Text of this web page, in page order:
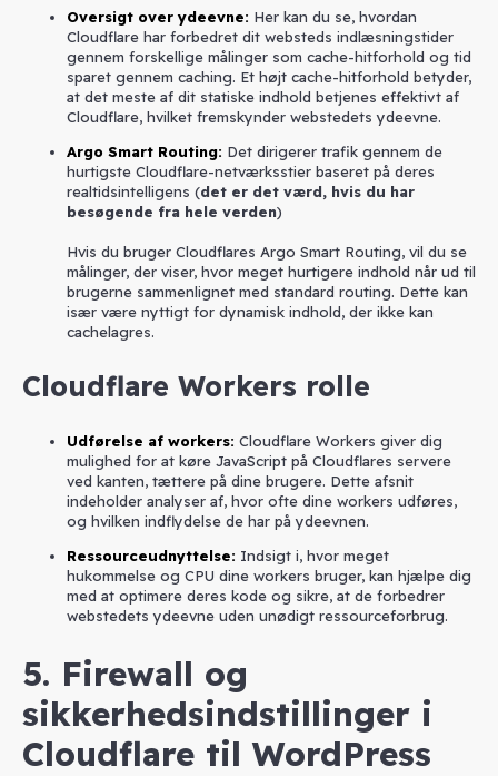
Oversigt over ydeevne: Her kan du se, hvordan
Cloudflare har forbedret dit websteds indlæsningstider
gennem forskellige målinger som cache-hitforhold og tid
sparet gennem caching. Et højt cache-hitforhold betyder,
at det meste af dit statiske indhold betjenes effektivt af
Cloudflare, hvilket fremskynder webstedets ydeevne.
Argo Smart Routing: Det dirigerer trafik gennem de
hurtigste Cloudflare-netværksstier baseret på deres
realtidsintelligens (det er det værd, hvis du har
besøgende fra hele verden)
Hvis du bruger Cloudflares Argo Smart Routing, vil du se
målinger, der viser, hvor meget hurtigere indhold når ud til
brugerne sammenlignet med standard routing. Dette kan
især være nyttigt for dynamisk indhold, der ikke kan
cachelagres.
Cloudflare Workers rolle
Udførelse af workers: Cloudflare Workers giver dig
mulighed for at køre JavaScript på Cloudflares servere
ved kanten, tættere på dine brugere. Dette afsnit
indeholder analyser af, hvor ofte dine workers udføres,
og hvilken indflydelse de har på ydeevnen.
Ressourceudnyttelse: Indsigt i, hvor meget
hukommelse og CPU dine workers bruger, kan hjælpe dig
med at optimere deres kode og sikre, at de forbedrer
webstedets ydeevne uden unødigt ressourceforbrug.
5. Firewall og
sikkerhedsindstillinger i
Cloudflare til WordPress